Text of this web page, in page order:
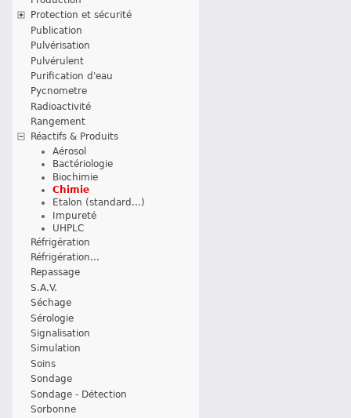
Protection et sécurité
Publication
Pulvérisation
Pulvérulent
Purification d'eau
Pycnometre
Radioactivité
Rangement
Réactifs & Produits
Aérosol
Bactériologie
Biochimie
Chimie
Etalon (standard...)
Impureté
UHPLC
Réfrigération
Réfrigération...
Repassage
S.A.V.
Séchage
Sérologie
Signalisation
Simulation
Soins
Sondage
Sondage - Détection
Sorbonne